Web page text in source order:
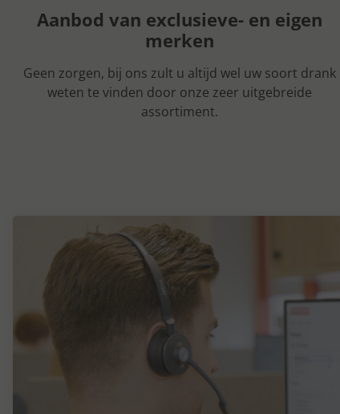
Aanbod van exclusieve- en eigen
merken
Geen zorgen, bij ons zult u altijd wel uw soort drank
weten te vinden door onze zeer uitgebreide
assortiment.